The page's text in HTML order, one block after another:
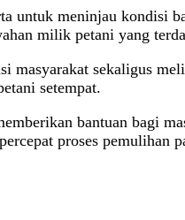
untuk meninjau
milik petani yang
sekaligus
setempat.
bantuan bagi
proses pemulihan